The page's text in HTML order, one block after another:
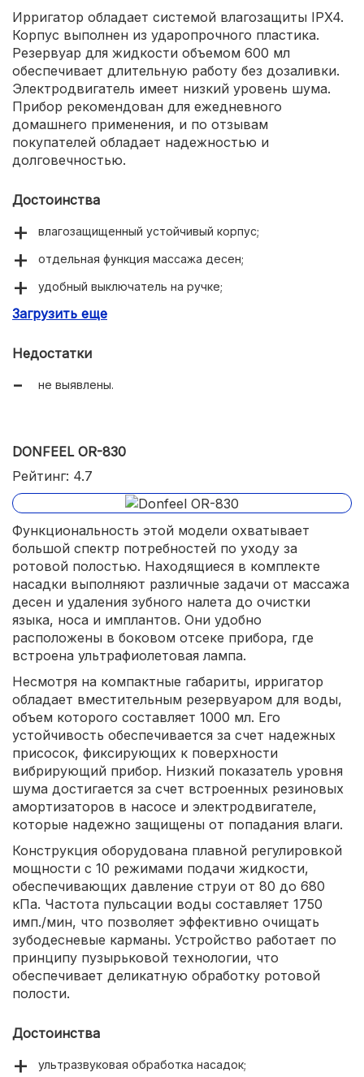
Ирригатор обладает системой влагозащиты IPX4.
Корпус выполнен из ударопрочного пластика.
Резервуар для жидкости объемом 600 мл
обеспечивает длительную работу без дозаливки.
Электродвигатель имеет низкий уровень шума.
Прибор рекомендован для ежедневного
домашнего применения, и по отзывам
покупателей обладает надежностью и
долговечностью.
Достоинства
влагозащищенный устойчивый корпус;
отдельная функция массажа десен;
удобный выключатель на ручке;
ультрафиолетовая бактерицидная лампа;
Загрузить еще
Недостатки
не выявлены.
DONFEEL OR-830
Рейтинг: 4.7
Функциональность этой модели охватывает
большой спектр потребностей по уходу за
ротовой полостью. Находящиеся в комплекте
насадки выполняют различные задачи от массажа
десен и удаления зубного налета до очистки
языка, носа и имплантов. Они удобно
расположены в боковом отсеке прибора, где
встроена ультрафиолетовая лампа.
Несмотря на компактные габариты, ирригатор
обладает вместительным резервуаром для воды,
объем которого составляет 1000 мл. Его
устойчивость обеспечивается за счет надежных
присосок, фиксирующих к поверхности
вибрирующий прибор. Низкий показатель уровня
шума достигается за счет встроенных резиновых
амортизаторов в насосе и электродвигателе,
которые надежно защищены от попадания влаги.
Конструкция оборудована плавной регулировкой
мощности с 10 режимами подачи жидкости,
обеспечивающих давление струи от 80 до 680
кПа. Частота пульсации воды составляет 1750
имп./мин, что позволяет эффективно очищать
зубодесневые карманы. Устройство работает по
принципу пузырьковой технологии, что
обеспечивает деликатную обработку ротовой
полости.
Достоинства
ультразвуковая обработка насадок;